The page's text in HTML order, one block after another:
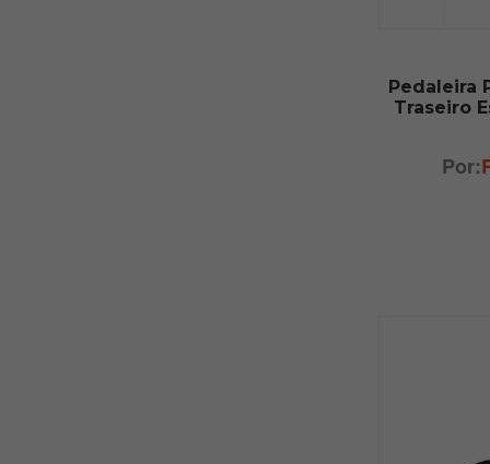
Pedaleira
Traseiro